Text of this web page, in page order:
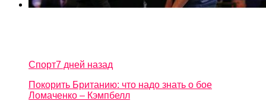
Спорт7 дней назад
Покорить Британию: что надо знать о бое
Ломаченко – Кэмпбелл